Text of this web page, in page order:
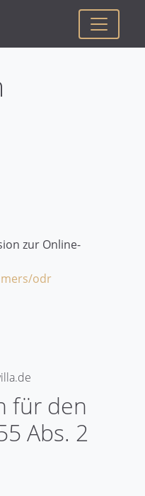
zur Online-
odr
für den
Abs. 2